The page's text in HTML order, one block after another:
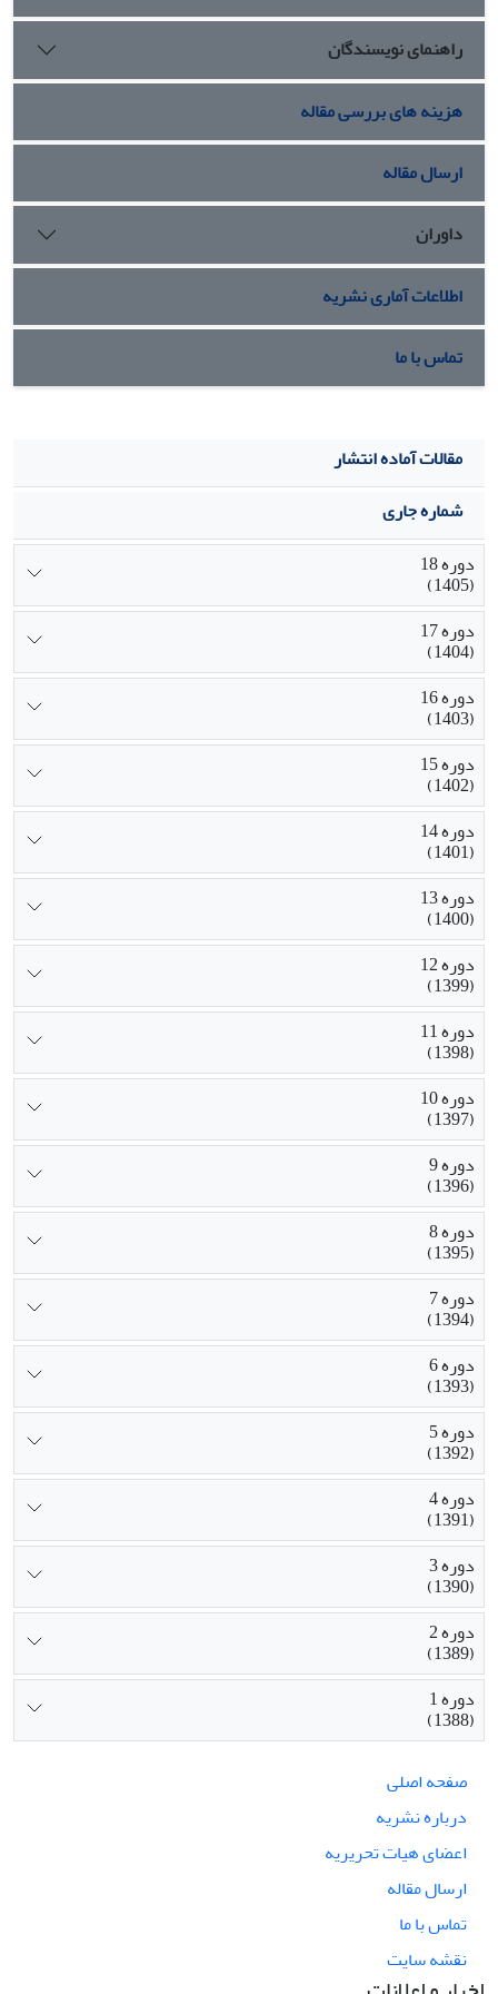
راهنمای نویسندگان
هزینه های بررسی مقاله
ارسال مقاله
داوران
اطلاعات آماری نشریه
تماس با ما
مقالات آماده انتشار
شماره جاری
دوره 18
(1405)
دوره 17
(1404)
دوره 16
(1403)
دوره 15
(1402)
دوره 14
(1401)
دوره 13
(1400)
دوره 12
(1399)
دوره 11
(1398)
دوره 10
(1397)
دوره 9
(1396)
دوره 8
(1395)
دوره 7
(1394)
دوره 6
(1393)
دوره 5
(1392)
دوره 4
(1391)
دوره 3
(1390)
دوره 2
(1389)
دوره 1
(1388)
صفحه اصلی
درباره نشریه
اعضای هیات تحریریه
ارسال مقاله
تماس با ما
نقشه سایت